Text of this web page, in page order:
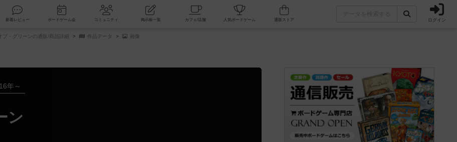
検索 新着レビュー ボードゲーム会 コミュニティ 掲示板一覧 カフェ/店舗 人気ボードゲーム ログイン
ブ・グリーンの通販/商品詳細 作品データ 画像
年～
ン